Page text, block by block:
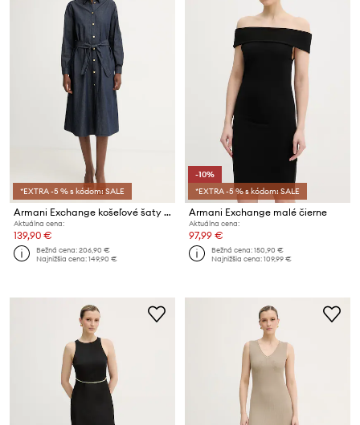
*EXTRA -5 % s kódom: SALE
Armani Exchange košeľové šaty rifľové
Aktuálna cena:
139,90 €
Bežná cena:206,90 €
Najnižšia cena:149,90 €
-10%
*EXTRA -5 % s kódom: SALE
Armani Exchange malé čierne
Aktuálna cena:
97,99 €
Bežná cena:150,90 €
Najnižšia cena:109,99 €